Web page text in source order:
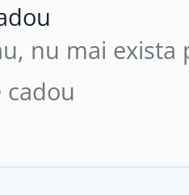
nu mai
cadou